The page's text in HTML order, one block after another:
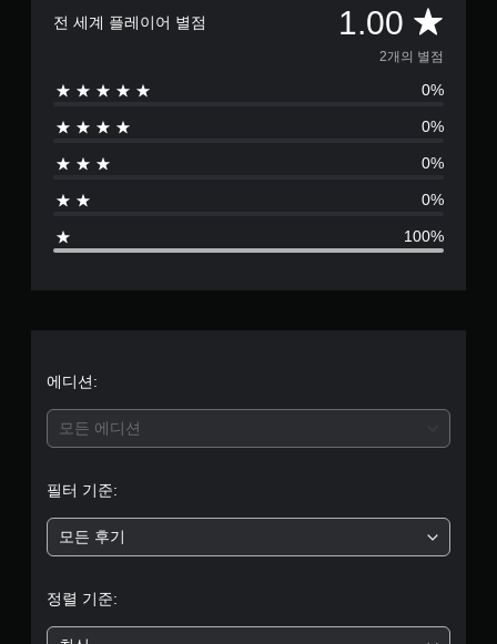
전 세계 플레이어 별점 1.00 총
2
별
점
로
평
균
개
2개의 별점
0%
0%
0%
0%
100%
에디션:
모든 에디션
필터 기준:
모든 후기
정렬 기준: